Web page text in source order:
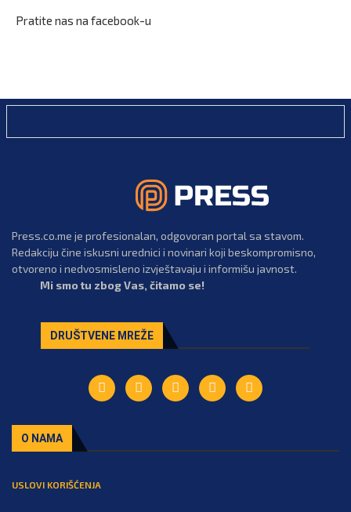
Pratite nas na facebook-u
Press.co.me je profesionalan, odgovoran portal sa stavom.
Redakciju čine iskusni urednici i novinari koji beskompromisno,
otvoreno i nedvosmisleno izvještavaju i informišu javnost.
Mi smo tu zbog Vas, čitamo se!
DRUŠTVENE MREŽE
O NAMA
USLOVI KORIŠĆENJA